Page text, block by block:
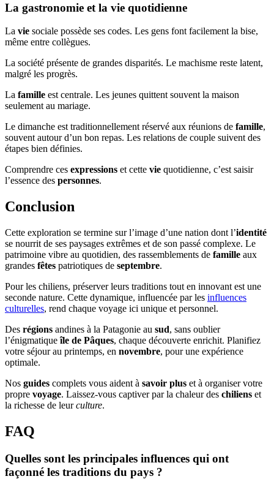
La gastronomie et la vie quotidienne
La vie sociale possède ses codes. Les gens font facilement la bise,
même entre collègues.
La société présente de grandes disparités. Le machisme reste latent,
malgré les progrès.
La famille est centrale. Les jeunes quittent souvent la maison
seulement au mariage.
Le dimanche est traditionnellement réservé aux réunions de famille,
souvent autour d’un bon repas. Les relations de couple suivent des
étapes bien définies.
Comprendre ces expressions et cette vie quotidienne, c’est saisir
l’essence des personnes.
Conclusion
Cette exploration se termine sur l’image d’une nation dont l’identité
se nourrit de ses paysages extrêmes et de son passé complexe. Le
patrimoine vibre au quotidien, des rassemblements de famille aux
grandes fêtes patriotiques de septembre.
Pour les chiliens, préserver leurs traditions tout en innovant est une
seconde nature. Cette dynamique, influencée par les influences
culturelles, rend chaque voyage ici unique et personnel.
Des régions andines à la Patagonie au sud, sans oublier
l’énigmatiqueîle de Pâques, chaque découverte enrichit. Planifiez
votre séjour au printemps, en novembre, pour une expérience
optimale.
Nos guides complets vous aident à savoir plus et à organiser votre
propre voyage. Laissez-vous captiver par la chaleur des chiliens et
la richesse de leurculture.
FAQ
Quelles sont les principales influences qui ont
façonné les traditions du pays ?